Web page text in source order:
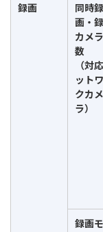
録画
同時録
画・
カメ
数
（対
ット
クカメ
ラ）
録画